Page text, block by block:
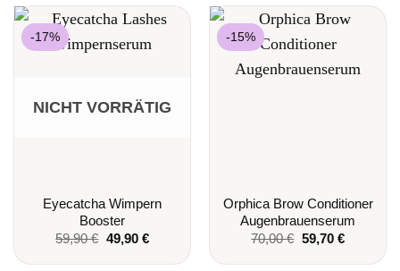
-17%
NICHT VORRÄTIG
Eyecatcha Wimpern
Booster
59,90€ Ursprünglicher
Preis
war:
49,90 €Aktueller
ist:
-15%
Orphica Brow Conditioner
Augenbrauenserum
70,00€ Ursprünglicher
Preis
war:
59,70 €Aktueller
ist: